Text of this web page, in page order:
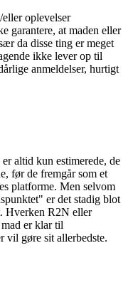
oplevelser
garantere, at maden eller
da disse ting er meget
ikke lever op til
anmeldelser, hurtigt
altid kun estimerede, de
før de fremgår som et
platforme. Men selvom
er det stadig blot
Hverken R2N eller
mad er klar til
vil gøre sit allerbedste.